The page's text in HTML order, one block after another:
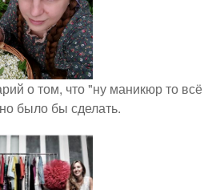
о том, что "ну маникюр то всё
было бы сделать.